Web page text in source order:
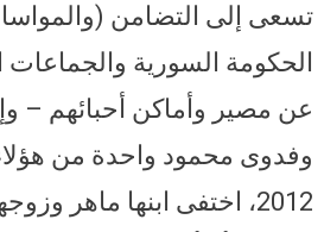
تسعى إلى التضامن
الحكومة السورية
عن مصير وأماكن أحبائهم –
وفدوى محمود واحدة من
2012، اختفى ابنها ماهر